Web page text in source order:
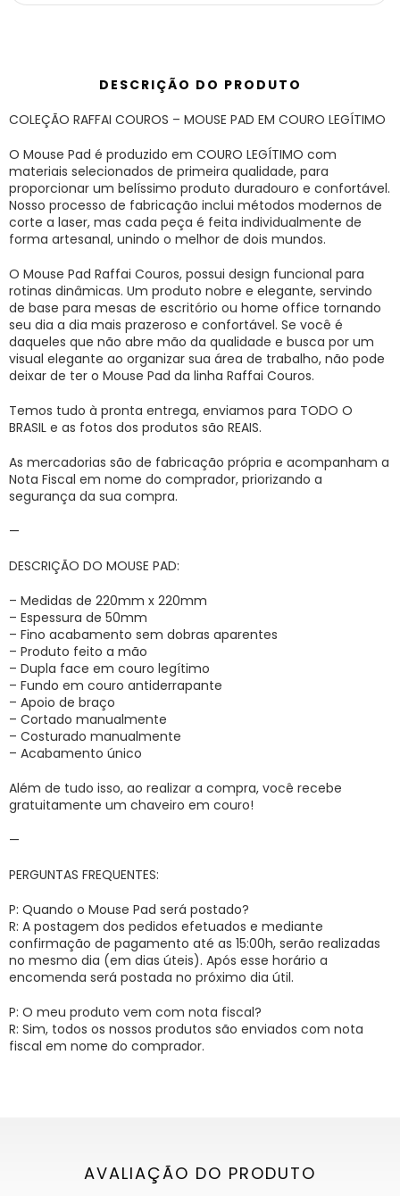
DESCRIÇÃO DO PRODUTO
COLEÇÃO RAFFAI COUROS – MOUSE PAD EM COURO LEGÍTIMO
O Mouse Pad é produzido em COURO LEGÍTIMO com
materiais selecionados de primeira qualidade, para
proporcionar um belíssimo produto duradouro e confortável.
Nosso processo de fabricação inclui métodos modernos de
corte a laser, mas cada peça é feita individualmente de
forma artesanal, unindo o melhor de dois mundos.
O Mouse Pad Raffai Couros, possui design funcional para
rotinas dinâmicas. Um produto nobre e elegante, servindo
de base para mesas de escritório ou home office tornando
seu dia a dia mais prazeroso e confortável. Se você é
daqueles que não abre mão da qualidade e busca por um
visual elegante ao organizar sua área de trabalho, não pode
deixar de ter o Mouse Pad da linha Raffai Couros.
Temos tudo à pronta entrega, enviamos para TODO O
BRASIL e as fotos dos produtos são REAIS.
As mercadorias são de fabricação própria e acompanham a
Nota Fiscal em nome do comprador, priorizando a
segurança da sua compra.
—
DESCRIÇÃO DO MOUSE PAD:
– Medidas de 220mm x 220mm
– Espessura de 50mm
– Fino acabamento sem dobras aparentes
– Produto feito a mão
– Dupla face em couro legítimo
– Fundo em couro antiderrapante
– Apoio de braço
– Cortado manualmente
– Costurado manualmente
– Acabamento único
Além de tudo isso, ao realizar a compra, você recebe
gratuitamente um chaveiro em couro!
—
PERGUNTAS FREQUENTES:
P: Quando o Mouse Pad será postado?
R: A postagem dos pedidos efetuados e mediante
confirmação de pagamento até as 15:00h, serão realizadas
no mesmo dia (em dias úteis). Após esse horário a
encomenda será postada no próximo dia útil.
P: O meu produto vem com nota fiscal?
R: Sim, todos os nossos produtos são enviados com nota
fiscal em nome do comprador.
AVALIAÇÃO DO PRODUTO